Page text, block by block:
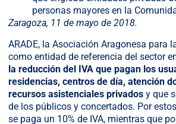
personas mayores en la
Zaragoza, 11 de mayo de 2018.
ARADE, la Asociación Aragonesa para
como entidad de referencia del sector
la reducción del IVA que pagan los
residencias, centros de día, atención
recursos asistenciales privados y que
de los públicos y concertados. Por
se paga un 10% de IVA, mientras que